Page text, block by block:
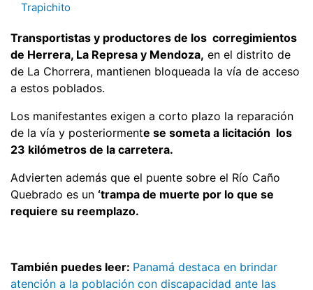
Trapichito
Transportistas y productores de los corregimientos
de Herrera, La Represa y Mendoza, en el distrito de
de La Chorrera, mantienen bloqueada la vía de acceso
a estos poblados.
Los manifestantes exigen a corto plazo la reparación
de la vía y posteriormente se someta a licitación los
23 kilómetros de la carretera.
Advierten además que el puente sobre el Río Caño
Quebrado es un ‘trampa de muerte por lo que se
requiere su reemplazo.
También puedes leer: Panamá destaca en brindar
atención a la población con discapacidad ante las